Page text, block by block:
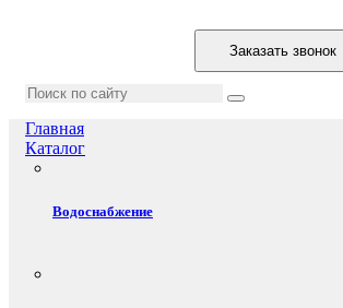
Заказать звонок
Главная
Каталог
Водоснабжение